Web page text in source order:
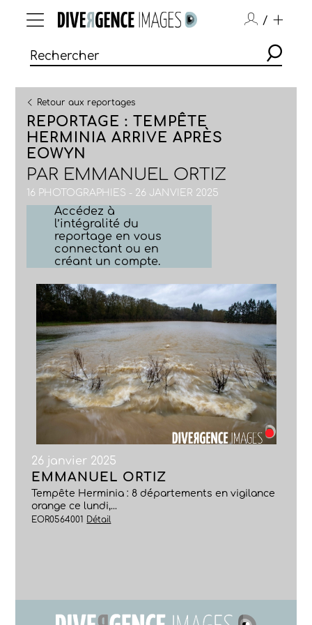
/
Retour aux reportages
REPORTAGE : TEMPÊTE
HERMINIA ARRIVE APRÈS
EOWYN
PAR EMMANUEL ORTIZ
16 PHOTOGRAPHIES - 26 JANVIER 2025
Accédez à
l’intégralité du
reportage en vous
connectant ou en
créant un compte.
26 janvier 2025
EMMANUEL ORTIZ
Tempête Herminia : 8 départements en vigilance
orange ce lundi,...
EOR0564001 Détail